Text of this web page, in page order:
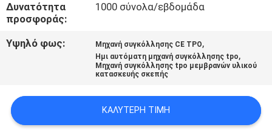
ΖΗΤΉΣΤΕ
ΠΡΟΣΦΟΡΆ
PRIVACY
Δυνατότητα
προσφοράς:
1000 σύνολα/εβδομάδα
Υψηλό φως: Μηχανή συγκόλλησης CE TPO,
Ημι αυτόματη μηχανή συγκόλλησης tpo,
Μηχανή συγκόλλησης tpo μεμβρανών υλικού
κατασκευής σκεπής
ΚΑΛΎΤΕΡΗ ΤΙΜΉ